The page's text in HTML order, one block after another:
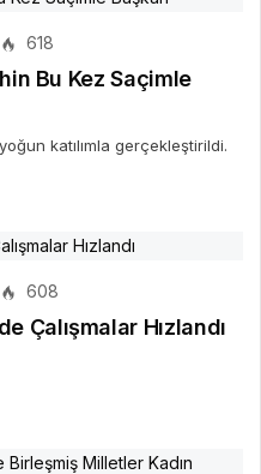
618
Bu Kez Saçimle
katılımla gerçekleştirildi.
608
Çalışmalar Hızlandı